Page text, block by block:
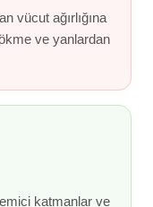
vücut ağırlığına
ve yanlardan
katmanlar ve